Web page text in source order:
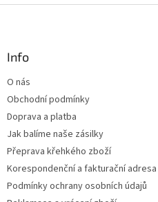
l
ý
Info
O nás
Obchodní podmínky
Doprava a platba
Jak balíme naše zásilky
Přeprava křehkého zboží
Korespondenční a fakturační adresa
Podmínky ochrany osobních údajů